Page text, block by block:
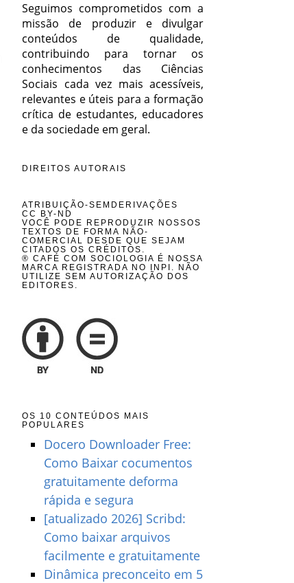
Seguimos comprometidos com a
missão de produzir e divulgar
conteúdos de qualidade,
contribuindo para tornar os
conhecimentos das Ciências
Sociais cada vez mais acessíveis,
relevantes e úteis para a formação
crítica de estudantes, educadores
e da sociedade em geral.
DIREITOS AUTORAIS
ATRIBUIÇÃO-SEMDERIVAÇÕES
CC BY-ND
VOCÊ PODE REPRODUZIR NOSSOS
TEXTOS DE FORMA NÃO-
COMERCIAL DESDE QUE SEJAM
CITADOS OS CRÉDITOS.
® CAFÉ COM SOCIOLOGIA É NOSSA
MARCA REGISTRADA NO INPI. NÃO
UTILIZE SEM AUTORIZAÇÃO DOS
EDITORES.
OS 10 CONTEÚDOS MAIS
POPULARES
Docero Downloader Free:
Como Baixar cocumentos
gratuitamente deforma
rápida e segura
[atualizado 2026] Scribd:
Como baixar arquivos
facilmente e gratuitamente
Dinâmica preconceito em 5